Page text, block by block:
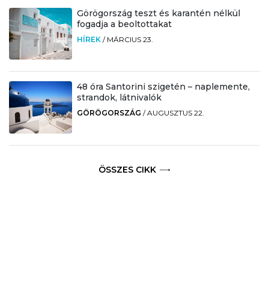
Görögország teszt és karantén nélkül
fogadja a beoltottakat
HÍREK / MÁRCIUS 23.
48 óra Santorini szigetén – naplemente,
strandok, látnivalók
GÖRÖGORSZÁG /AUGUSZTUS 22.
ÖSSZES CIKK